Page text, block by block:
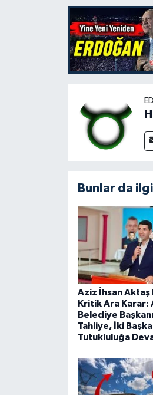
Bunlar da
Aziz İhsan Aktaş
Kritik Ara Karar:
Belediye
Tahliye, İki
Tutukluluğa